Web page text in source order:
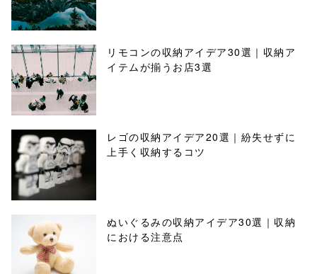
リモコンの収納アイデア30選｜収納ア
イテムが揃うお店3選
レゴの収納アイデア20選｜紛失せずに
上手く収納するコツ
ぬいぐるみの収納アイデア30選｜収納
における注意点